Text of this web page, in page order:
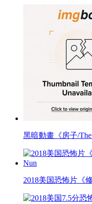
黑暗動畫《房子/
2018美国恐怖片《